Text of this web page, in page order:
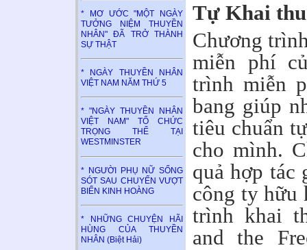
* MƠ ƯỚC "MỘT NGÀY
TƯỞNG NIỆM THUYỀN
NHÂN" ĐÃ TRỞ THÀNH
SỰ THẬT
* NGÀY THUYỀN NHÂN
VIỆT NAM NĂM THỨ 5
* "NGÀY THUYỀN NHÂN
VIỆT NAM" TỔ CHỨC
TRỌNG THỂ TẠI
WESTMINSTER
* NGƯỜI PHỤ NỮ SỐNG
SÓT SAU CHUYẾN VƯỢT
BIỂN KINH HOÀNG
* NHỮNG CHUYỆN HÃI
HÙNG CỦA THUYỀN
NHÂN (Biệt Hải)
Tự Khai
Chương
miễn phí
trình miễn
bang giúp
tiêu chuẩn
cho mình.
quả hợp tác
công ty hữu
trình khai
and the